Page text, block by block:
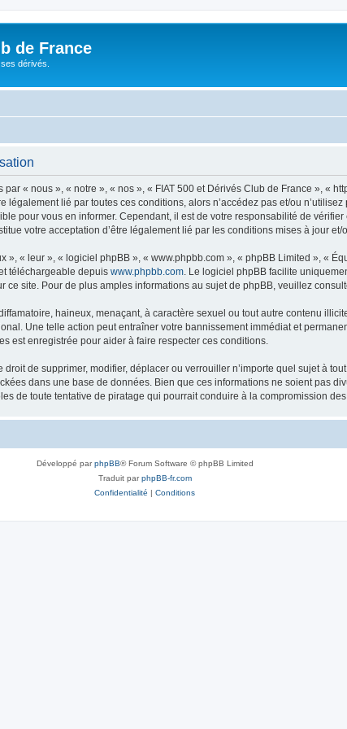
de France
dérivés.
« nous », « notre », « nos », « FIAT 500 et Dérivés Club de France », «
lié par toutes ces conditions, alors n’accédez pas et/ou
pour vous en informer. Cependant, il est de votre responsabilité de
votre acceptation d’être légalement lié par les conditions mises à jour et/
« leur », « logiciel phpBB », « www.phpbb.com », « phpBB Limited », «
téléchargeable depuis www.phpbb.com . Le logiciel phpBB facilite
site. Pour de plus amples informations au sujet de phpBB, veuillez
haineux, menaçant, à caractère sexuel ou tout autre contenu
Une telle action peut entraîner votre bannissement immédiat et
est enregistrée pour aider à faire respecter ces conditions.
de supprimer, modifier, déplacer ou verrouiller n’importe quel sujet à
dans une base de données. Bien que ces informations ne soient pas
de toute tentative de piratage qui pourrait conduire à la compromission des
Développé parphpBB® Forum Software © phpBB Limited
Traduit parphpBB-fr.com
Confidentialité | Conditions